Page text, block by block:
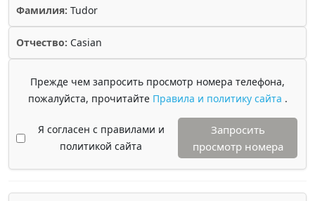
Фамилия: Tudor
Отчество: Casian
Прежде чем запросить просмотр номера телефона,
пожалуйста, прочитайте Правила и политику сайта .
Я согласен с правилами и
политикой сайта
Запросить
просмотр номера